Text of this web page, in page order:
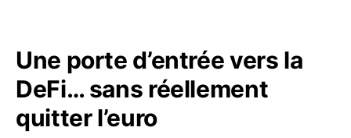
Une porte d’entrée vers la
DeFi… sans réellement
quitter l’euro